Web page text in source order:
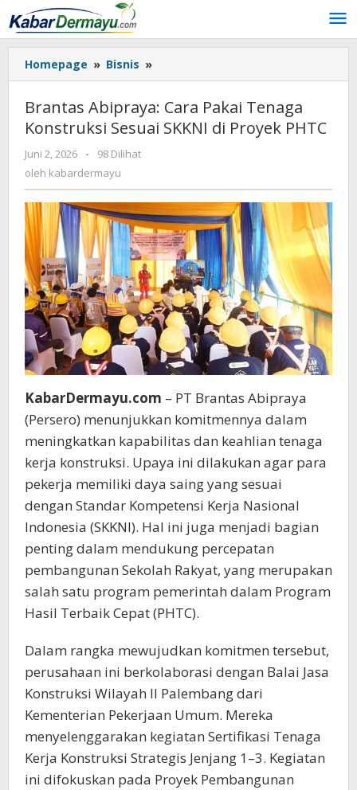
Lewati
ke
konten
Homepage » Bisnis »
Abipraya:
Pakai
Tenaga
Proyek
PHTC
Brantas Abipraya: Cara Pakai Tenaga
Konstruksi Sesuai SKKNI di Proyek PHTC
Juni 2, 2026
oleh
kabardermayu
-
98 Dilihat
oleh kabardermayu
KabarDermayu.com – PT Brantas Abipraya
(Persero) menunjukkan komitmennya dalam
meningkatkan kapabilitas dan keahlian tenaga
kerja konstruksi. Upaya ini dilakukan agar para
pekerja memiliki daya saing yang sesuai
dengan Standar Kompetensi Kerja Nasional
Indonesia (SKKNI). Hal ini juga menjadi bagian
penting dalam mendukung percepatan
pembangunan Sekolah Rakyat, yang merupakan
salah satu program pemerintah dalam Program
Hasil Terbaik Cepat (PHTC).
Dalam rangka mewujudkan komitmen tersebut,
perusahaan ini berkolaborasi dengan Balai Jasa
Konstruksi Wilayah II Palembang dari
Kementerian Pekerjaan Umum. Mereka
menyelenggarakan kegiatan Sertifikasi Tenaga
Kerja Konstruksi Strategis Jenjang 1–3. Kegiatan
ini difokuskan pada Proyek Pembangunan